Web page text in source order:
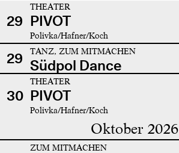
29
THEATER
PIVOT
Polivka/Hafner/Koch
29 TANZ, ZUM MITMACHEN
Südpol Dance
30
THEATER
PIVOT
Polivka/Hafner/Koch
Oktober 2026
ZUM MITMACHEN